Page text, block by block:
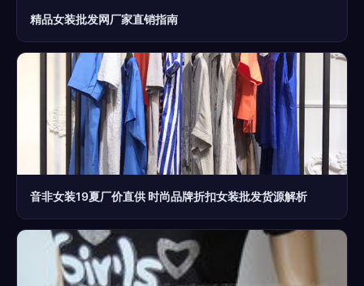
精品女装批发网厂家直销指南
音非女装19夏厂价直供 时尚品牌折扣女装批发货源解析